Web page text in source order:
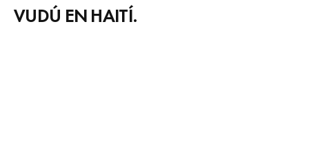
VUDÚ EN HAITÍ.